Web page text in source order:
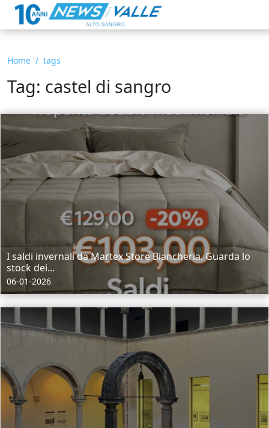
Home tags
Tag: castel di sangro
I saldi invernali da Martex Store Biancheria. Guarda lo
stock dei...
06-01-2026